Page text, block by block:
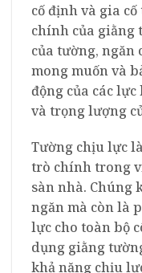
cố định và gia
chính của giằng
của tường, ngăn
mong muốn và
động của các
và trọng lượng
Tường chịu lực
trò chính trong
sàn nhà. Chúng
ngăn mà còn là
lực cho toàn bộ
dụng giằng
khả năng chịu